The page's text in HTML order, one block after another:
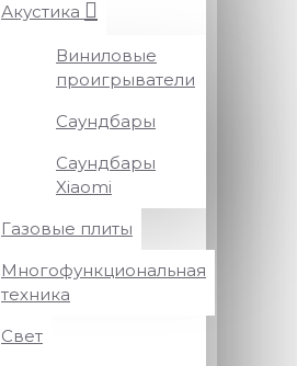
Акустика
Виниловые
проигрыватели
Саундбары
Саундбары
Xiaomi
Газовые плиты
Многофункциональная
техника
Свет